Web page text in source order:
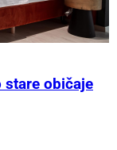
stare običaje